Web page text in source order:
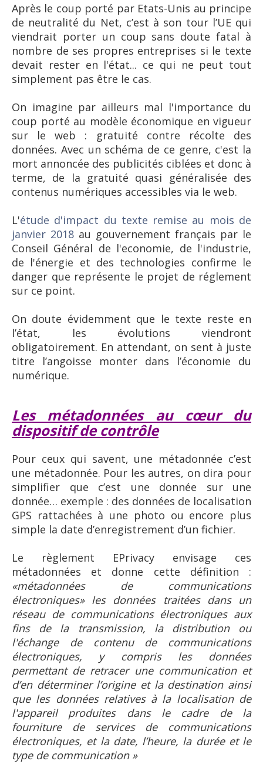
Après le coup porté par Etats-Unis au principe
de neutralité du Net, c’est à son tour l’UE qui
viendrait porter un coup sans doute fatal à
nombre de ses propres entreprises si le texte
devait rester en l'état... ce qui ne peut tout
simplement pas être le cas.
On imagine par ailleurs mal l'importance du
coup porté au modèle économique en vigueur
sur le web : gratuité contre récolte des
données. Avec un schéma de ce genre, c'est la
mort annoncée des publicités ciblées et donc à
terme, de la gratuité quasi généralisée des
contenus numériques accessibles via le web.
L'étude d'impact du texte remise au mois de
janvier 2018 au gouvernement français par le
Conseil Général de l'economie, de l'industrie,
de l'énergie et des technologies confirme le
danger que représente le projet de réglement
sur ce point.
On doute évidemment que le texte reste en
l’état, les évolutions viendront
obligatoirement. En attendant, on sent à juste
titre l’angoisse monter dans l’économie du
numérique.
Les métadonnées au cœur du
dispositif de contrôle
Pour ceux qui savent, une métadonnée c’est
une métadonnée. Pour les autres, on dira pour
simplifier que c’est une donnée sur une
donnée… exemple : des données de localisation
GPS rattachées à une photo ou encore plus
simple la date d’enregistrement d’un fichier.
Le règlement EPrivacy envisage ces
métadonnées et donne cette définition :
«métadonnées de communications
électroniques» les données traitées dans un
réseau de communications électroniques aux
fins de la transmission, la distribution ou
l'échange de contenu de communications
électroniques, y compris les données
permettant de retracer une communication et
d’en déterminer l’origine et la destination ainsi
que les données relatives à la localisation de
l'appareil produites dans le cadre de la
fourniture de services de communications
électroniques, et la date, l’heure, la durée et le
type de communication »